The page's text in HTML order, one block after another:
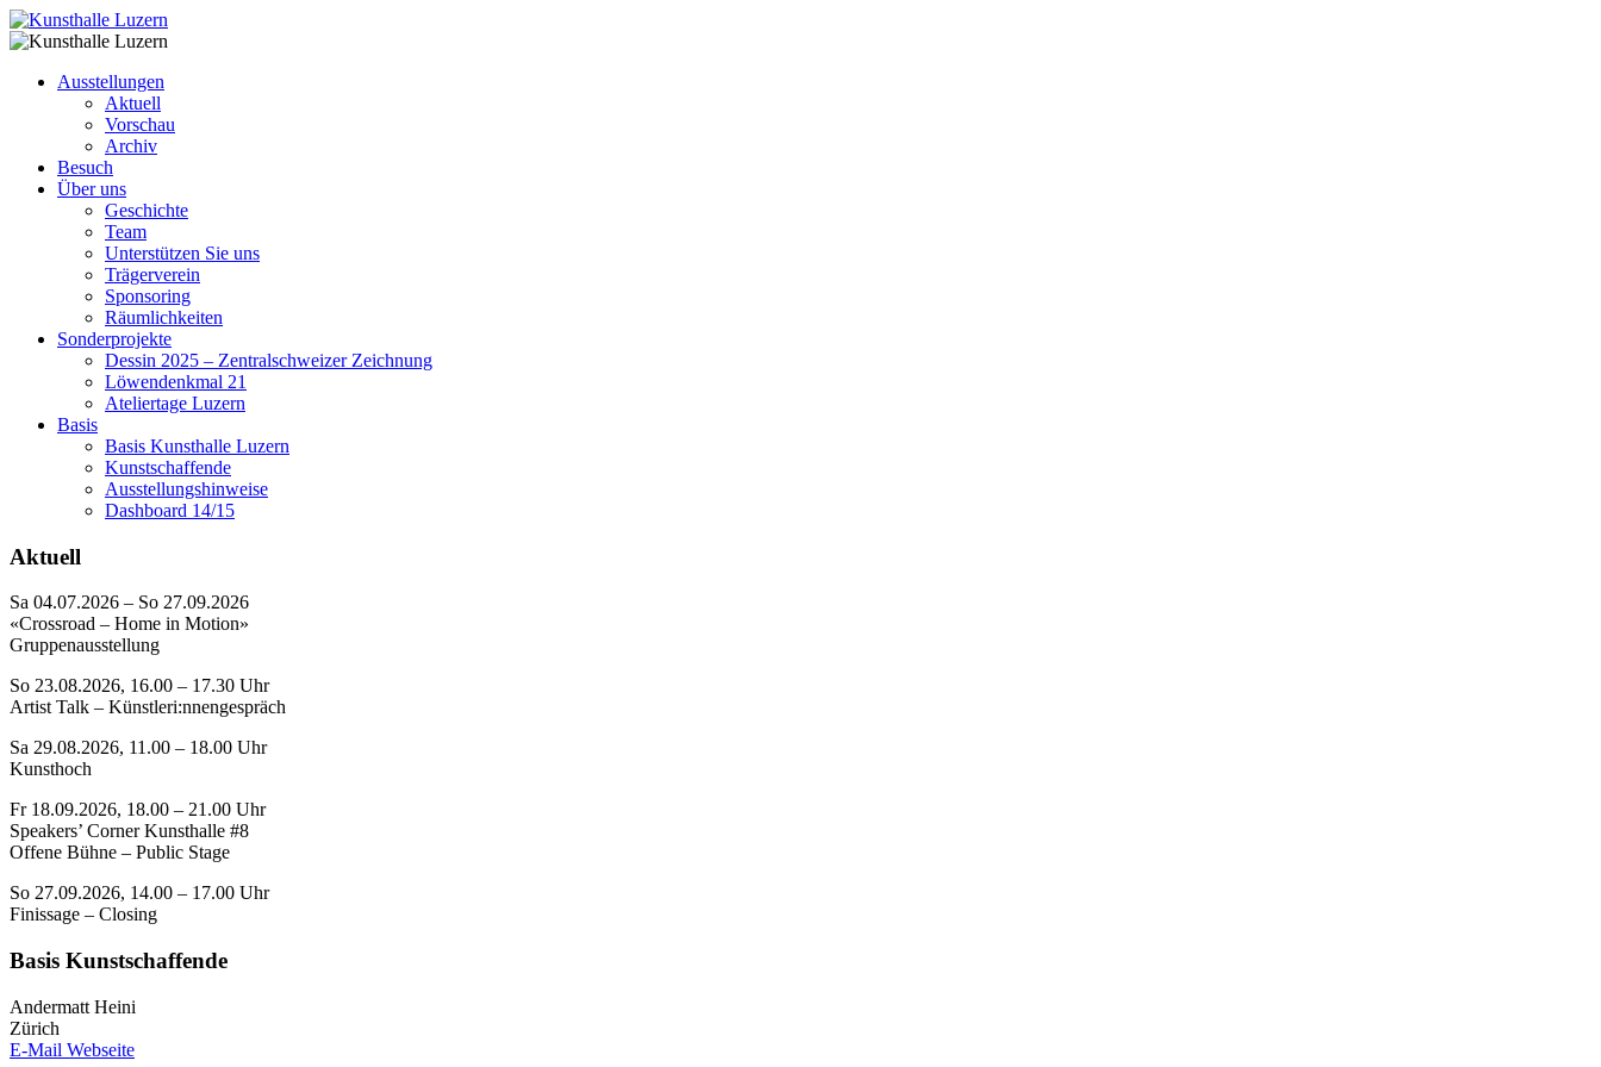
Ausstellungen
Aktuell
Vorschau
Archiv
Besuch
Über uns
Geschichte
Team
Unterstützen Sie uns
Trägerverein
Sponsoring
Räumlichkeiten
Sonderprojekte
Dessin 2025 – Zentralschweizer Zeichnung
Löwendenkmal 21
Ateliertage Luzern
Basis
Basis Kunsthalle Luzern
Kunstschaffende
Ausstellungshinweise
Dashboard 14/15
Aktuell
Sa 04.07.2026 – So 27.09.2026
«Crossroad – Home in Motion»
Gruppenausstellung
So 23.08.2026, 16.00 – 17.30 Uhr
Artist Talk – Künstleri:nnengespräch
Sa 29.08.2026, 11.00 – 18.00 Uhr
Kunsthoch
Fr 18.09.2026, 18.00 – 21.00 Uhr
Speakers’ Corner Kunsthalle #8
Offene Bühne – Public Stage
So 27.09.2026, 14.00 – 17.00 Uhr
Finissage – Closing
Basis Kunstschaffende
Andermatt Heini
Zürich
E-Mail Webseite